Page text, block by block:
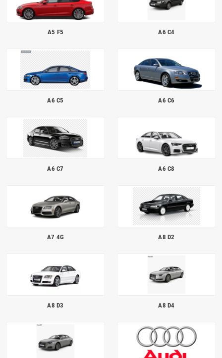
A5 F5 A6 C4
A6 C5 A6 C6
A6 C7 A6 C8
A7 4G A8 D2
A8 D3 A8 D4